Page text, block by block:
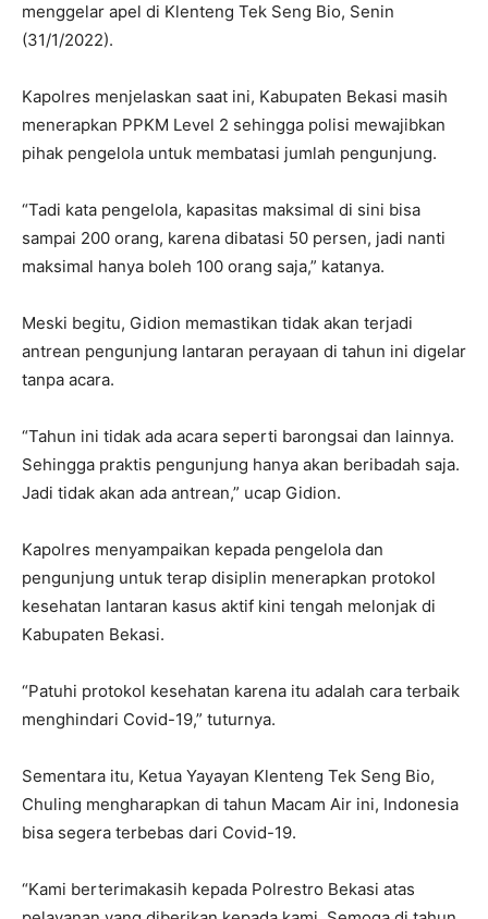
menggelar apel di Klenteng Tek Seng Bio, Senin
(31/1/2022).
Kapolres menjelaskan saat ini, Kabupaten Bekasi masih
menerapkan PPKM Level 2 sehingga polisi mewajibkan
pihak pengelola untuk membatasi jumlah pengunjung.
“Tadi kata pengelola, kapasitas maksimal di sini bisa
sampai 200 orang, karena dibatasi 50 persen, jadi nanti
maksimal hanya boleh 100 orang saja,” katanya.
Meski begitu, Gidion memastikan tidak akan terjadi
antrean pengunjung lantaran perayaan di tahun ini digelar
tanpa acara.
“Tahun ini tidak ada acara seperti barongsai dan lainnya.
Sehingga praktis pengunjung hanya akan beribadah saja.
Jadi tidak akan ada antrean,” ucap Gidion.
Kapolres menyampaikan kepada pengelola dan
pengunjung untuk terap disiplin menerapkan protokol
kesehatan lantaran kasus aktif kini tengah melonjak di
Kabupaten Bekasi.
“Patuhi protokol kesehatan karena itu adalah cara terbaik
menghindari Covid-19,” tuturnya.
Sementara itu, Ketua Yayayan Klenteng Tek Seng Bio,
Chuling mengharapkan di tahun Macam Air ini, Indonesia
bisa segera terbebas dari Covid-19.
“Kami berterimakasih kepada Polrestro Bekasi atas